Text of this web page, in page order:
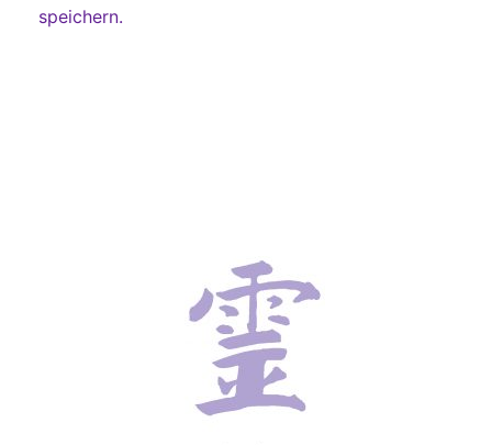
speichern.